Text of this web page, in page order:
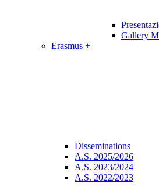
Gallery
Erasmus +
Disseminations
A.S. 2025/2026
A.S. 2023/2024
A.S. 2022/2023